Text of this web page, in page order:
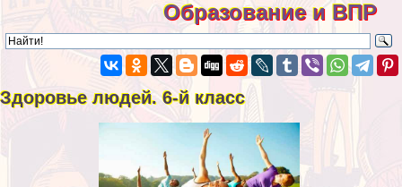
Образование и ВПР
Здоровье людей. 6-й класс